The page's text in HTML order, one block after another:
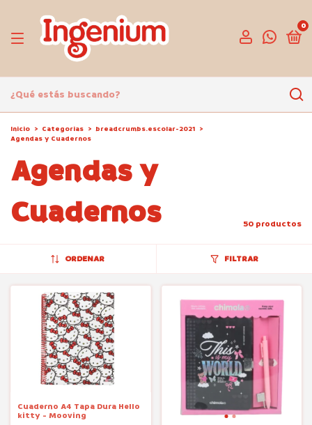
0
Inicio > Categorias > breadcrumbs.escolar-2021 >
Agendas y Cuadernos
Agendas y
Cuadernos
50 productos
ORDENAR FILTRAR
Cuaderno A4 Tapa Dura Hello
kitty - Mooving